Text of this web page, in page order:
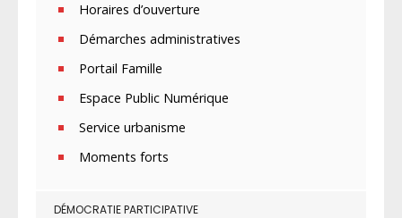
Horaires d’ouverture
Démarches administratives
Portail Famille
Espace Public Numérique
Service urbanisme
Moments forts
DÉMOCRATIE PARTICIPATIVE